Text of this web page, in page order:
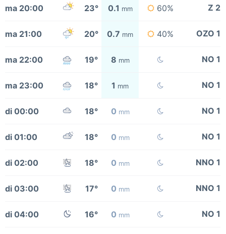
ma 20:00 23° 0.1 mm 60% Z 2
ma 21:00 20° 0.7 mm 40% OZO 1
ma 22:00 19° 8 mm NO 1
ma 23:00 18° 1 mm NO 1
di 00:00 18° 0 mm NO 1
di 01:00 18° 0 mm NO 1
di 02:00 18° 0 mm NNO 1
di 03:00 17° 0 mm NNO 1
di 04:00 16° 0 mm NO 1